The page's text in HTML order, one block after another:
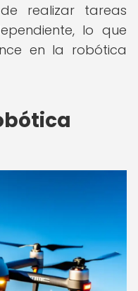
realizar tareas
lo que
en la robótica